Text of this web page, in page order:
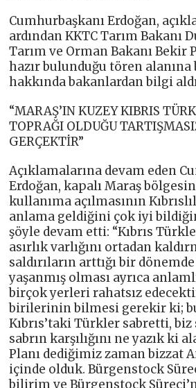
Cumhurbaşkanı Erdoğan,
ardından KKTC Tarım Bakanı
Tarım ve Orman Bakanı Bekir
hazır bulunduğu tören
hakkında bakanlardan bilgi
“MARAŞ’IN KUZEY KIBRIS
TOPRAĞI OLDUĞU
GERÇEKTİR”
Açıklamalarına devam eden
Erdoğan, kapalı Maraş
kullanıma açılmasının
anlama geldiğini çok iyi
şöyle devam etti: “Kıbrıs
asırlık varlığını ortadan
saldırıların arttığı bir
yaşanmış olması ayrıca
birçok yerleri rahatsız
birilerinin bilmesi gerekir ki;
Kıbrıs’taki Türkler sabretti,
sabrın karşılığını ne yazık ki
Planı dediğimiz zaman bizzat
içinde olduk. Bürgenstock
bilirim ve Bürgenstock